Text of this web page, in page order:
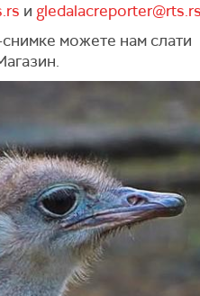
и gledalacreporter@rts.rs
можете нам слати